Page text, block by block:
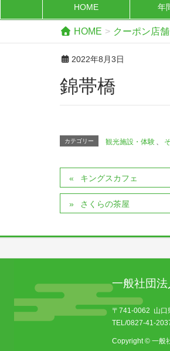
HOME 年
HOME クーポン店
2022年8月3日
錦帯橋
カテゴリー 観光施設・体験
キングスカフェ
さくらの茶屋
一般社団
〒741-0062 山口
TEL/0827-41-
Copyright © 一